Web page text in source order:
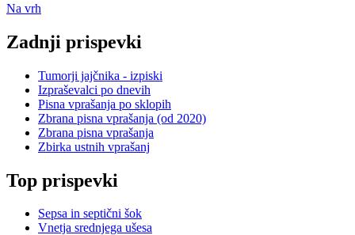
Na vrh
Zadnji prispevki
Tumorji jajčnika - izpiski
Izpraševalci po dnevih
Pisna vprašanja po sklopih
Zbrana pisna vprašanja (od 2020)
Zbrana pisna vprašanja
Zbirka ustnih vprašanj
Top prispevki
Sepsa in septični šok
Vnetja srednjega ušesa